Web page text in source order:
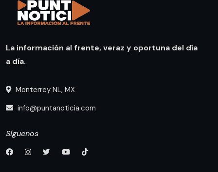
La información al frente, veraz y oportuna del día
a día.
Monterrey NL, MX
info@puntanoticia.com
Síguenos